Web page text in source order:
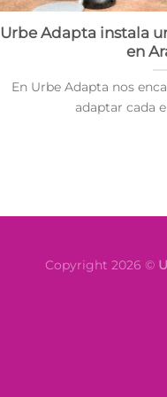
Urbe Adapta instala
en
En Urbe Adapta nos
adaptar cada
Copyright 2026 ©